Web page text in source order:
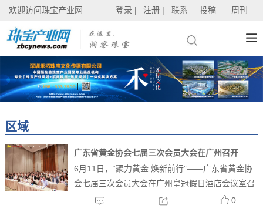
欢迎访问珠宝产业网 登录 | 注册 | 联系 投稿 周刊
区域
广东省黄金协会七届三次会员大会在广州召开
6月11日，“聚力黄金 焕新前行”——广东省黄金协
会七届三次会员大会在广州皇冠假日酒店会议室召
开，大会在庄严的国歌声中开幕，广东省工业和信
息化厅材料工业处李春主任、香港特别行政区政府
0